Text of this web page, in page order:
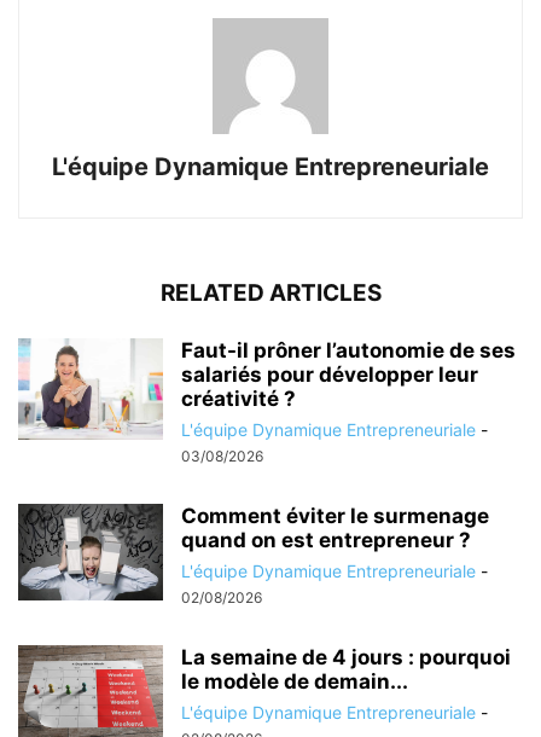
L'équipe Dynamique Entrepreneuriale
RELATED ARTICLES
Faut-il prôner l’autonomie de ses
salariés pour développer leur
créativité ?
L'équipe Dynamique Entrepreneuriale -
03/08/2026
Comment éviter le surmenage
quand on est entrepreneur ?
L'équipe Dynamique Entrepreneuriale -
02/08/2026
La semaine de 4 jours : pourquoi
le modèle de demain...
L'équipe Dynamique Entrepreneuriale -